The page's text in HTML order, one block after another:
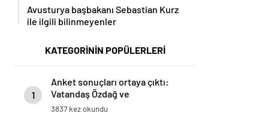
Avusturya başbakanı Sebastian Kurz
ile ilgili bilinmeyenler
KATEGORİNİN POPÜLERLERİ
1
Anket sonuçları ortaya çıktı:
Vatandaş Özdağ ve
İmamoğlu’nun tutuklanmasını
3837 kez okundu